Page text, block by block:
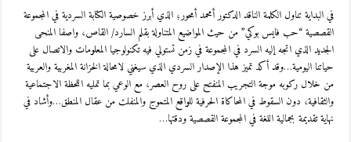
في البداية تناول الكلمة الناقد الدكتور أمحمد أمحور؛ الذي أبرز خصوصية الكتابة السردية في المجموعة
القصصية “حب فايس بوكي” من حيث المواضيع المتناولة بقلم السارد/ القاص، واصفا المنحى
الجديد الذي اتجه إليه السرد في المجموعة في زمن تستولي فيه تكنولوجيا المعلومات والاتصال على
حياتنا اليومية…وقد أكد تميز هذا الإصدار السردي الذي سيغني لامحالة الخزانة المغربية والعربية
من خلال ركوبه موجة التجريب المنفتح على روح العصر، مع الوعي بما تمليه اللحظة الاجتماعية
والثقافية، دون السقوط في المحاكاة الحرفية للواقع المتموج والمنفلت من عقال المنطق…وأشاد في
نهاية تقديمة بجمالية اللغة في المجموعة القصصية ودقتها…